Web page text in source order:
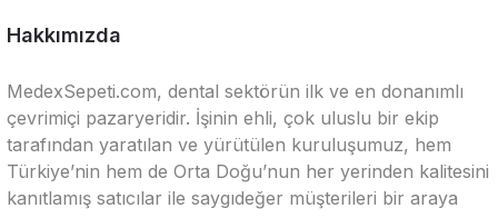
Hakkımızda
MedexSepeti.com, dental sektörün ilk ve en donanımlı
çevrimiçi pazaryeridir. İşinin ehli, çok uluslu bir ekip
tarafından yaratılan ve yürütülen kuruluşumuz, hem
Türkiye’nin hem de Orta Doğu’nun her yerinden kalitesini
kanıtlamış satıcılar ile saygıdeğer müşterileri bir araya